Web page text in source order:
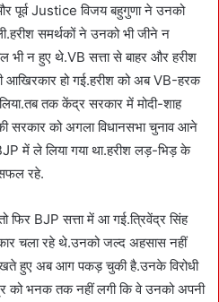
पूर्व Justice विजय बहुगुणा ने उनको
समर्थकों ने उनको भी जीने न
भी न हुए थे.VB सत्ता से बाहर और हरीश
आखिरकार हो गई.हरीश को अब VB-हरक
तक केंद्र सरकार में मोदी-शाह
सरकार को अगला विधानसभा चुनाव आने
में ले लिया गया था.हरीश लड़-भिड़ के
रहे.
फिर BJP सत्ता में आ गई.त्रिवेंद्र सिंह
चला रहे थे.उनको जल्द अहसास नहीं
हुए अब आग पकड़ चुकी है.उनके विरोधी
को भनक तक नहीं लगी कि वे उनको अपनी